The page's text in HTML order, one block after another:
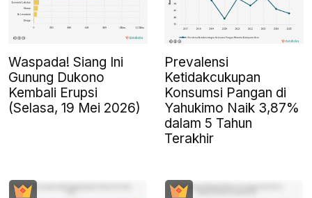
Waspada! Siang Ini
Gunung Dukono
Kembali Erupsi
(Selasa, 19 Mei 2026)
Prevalensi
Ketidakcukupan
Konsumsi Pangan di
Yahukimo Naik 3,87%
dalam 5 Tahun
Terakhir